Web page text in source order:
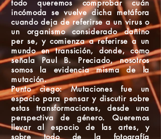
todo queremos comprobar cuán
incómoda se vuelve dicha metáfora
cuando deja de referirse a un virus o
un organismo considerado dañino
per se, y comienza a referirse a un
mundo en transición, donde, como
señala Paul B. Preciado, nosotros
somos la evidencia misma de la
mutación.
Punto ciego: Mutaciones fue un
espacio para pensar y discutir sobre
estas transformaciones, desde una
perspectiva de género. Queremos
llevar al espacio de las artes, y
sobre todo de la fotografía